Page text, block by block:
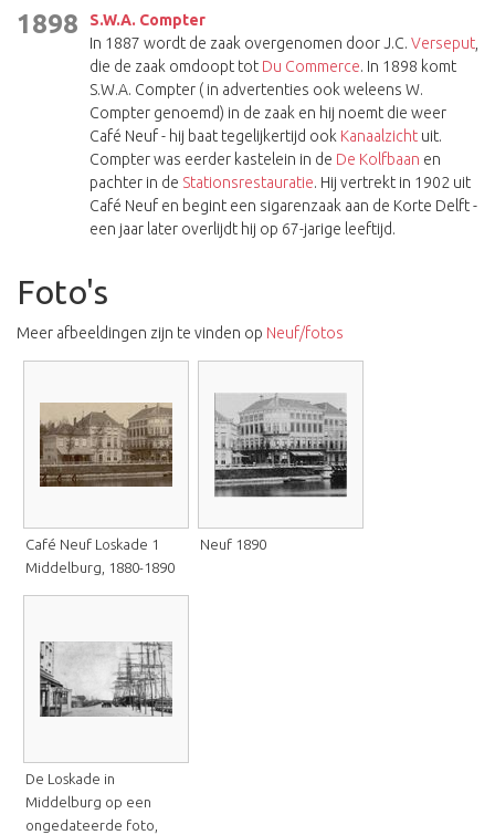
1898
S.W.A. Compter
In 1887 wordt de zaak overgenomen door J.C. Verseput,
die de zaak omdoopt tot Du Commerce. In 1898 komt
S.W.A. Compter ( in advertenties ook weleens W.
Compter genoemd) in de zaak en hij noemt die weer
Café Neuf - hij baat tegelijkertijd ook Kanaalzicht uit.
Compter was eerder kastelein in de De Kolfbaan en
pachter in de Stationsrestauratie. Hij vertrekt in 1902 uit
Café Neuf en begint een sigarenzaak aan de Korte Delft -
een jaar later overlijdt hij op 67-jarige leeftijd.
Foto's
Meer afbeeldingen zijn te vinden op Neuf/fotos
Café Neuf Loskade 1
Middelburg, 1880-1890
Neuf 1890
De Loskade in
Middelburg op een
ongedateerde foto,